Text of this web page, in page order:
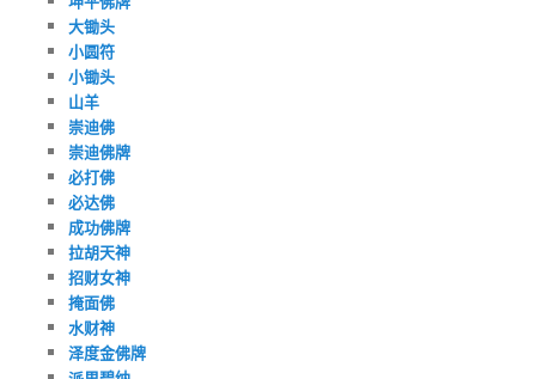
大锄头
小圆符
小锄头
山羊
崇迪佛
崇迪佛牌
必打佛
必达佛
成功佛牌
拉胡天神
招财女神
掩面佛
水财神
泽度金佛牌